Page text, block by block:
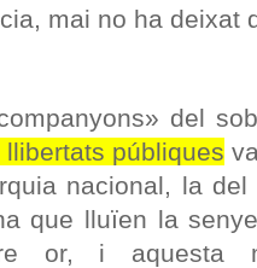
mai no ha deixat
del
públiques
nacional, la
que lluïen la
or, i aquesta